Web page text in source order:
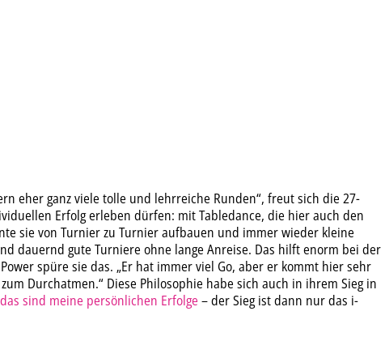
eher ganz viele tolle und lehrreiche Runden“, freut sich die 27-
Erfolg erleben dürfen: mit Tabledance, die hier auch den
sie von Turnier zu Turnier aufbauen und immer wieder kleine
dauernd gute Turniere ohne lange Anreise. Das hilft enorm bei der
spüre sie das. „Er hat immer viel Go, aber er kommt hier sehr
Durchatmen.“ Diese Philosophie habe sich auch in ihrem Sieg in
sind meine persönlichen Erfolge – der Sieg ist dann nur das i-